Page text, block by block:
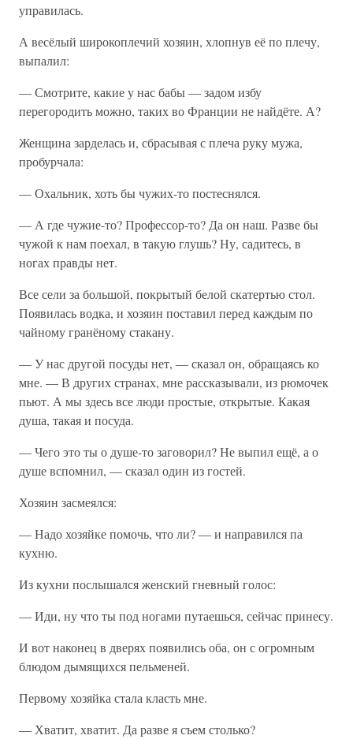
управилась.
А весёлый широкоплечий хозяин, хлопнув её по плечу,
выпалил:
— Смотрите, какие у нас бабы — задом избу
перегородить можно, таких во Франции не найдёте. А?
Женщина зарделась и, сбрасывая с плеча руку мужа,
пробурчала:
— Охальник, хоть бы чужих-то постеснялся.
— А где чужие-то? Профессор-то? Да он наш. Разве бы
чужой к нам поехал, в такую глушь? Ну, садитесь, в
ногах правды нет.
Все сели за большой, покрытый белой скатертью стол.
Появилась водка, и хозяин поставил перед каждым по
чайному гранёному стакану.
— У нас другой посуды нет, — сказал он, обращаясь ко
мне. — В других странах, мне рассказывали, из рюмочек
пьют. А мы здесь все люди простые, открытые. Какая
душа, такая и посуда.
— Чего это ты о душе-то заговорил? Не выпил ещё, а о
душе вспомнил, — сказал один из гостей.
Хозяин засмеялся:
— Надо хозяйке помочь, что ли? — и направился па
кухню.
Из кухни послышался женский гневный голос:
— Иди, ну что ты под ногами путаешься, сейчас принесу.
И вот наконец в дверях появились оба, он с огромным
блюдом дымящихся пельменей.
Первому хозяйка стала класть мне.
— Хватит, хватит. Да разве я съем столько?